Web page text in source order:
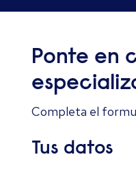
Ponte en
Completa el
Tus datos